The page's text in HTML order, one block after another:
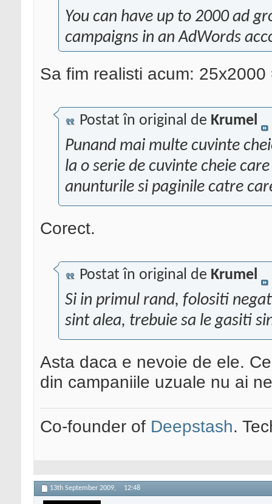
You can have up to 2000 ad
campaigns in an AdWords
Sa fim realisti acum:
Postat în original de Krumel
Punand mai multe cuvinte
la o serie de cuvinte cheie
anunturile si paginile catre
Corect.
Postat în original de Krumel
Si in primul rand, folositi
sint alea, trebuie sa le gasiti
Asta daca e nevoie de ele.
din campaniile uzuale nu ai
Co-founder of Deepstash.
13th September 2009, 12:48